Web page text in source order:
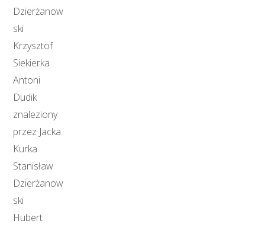
Dzierżanow
ski
Krzysztof
Siekierka
Antoni
Dudik
znaleziony
przez Jacka
Kurka
Stanisław
Dzierżanow
ski
Hubert